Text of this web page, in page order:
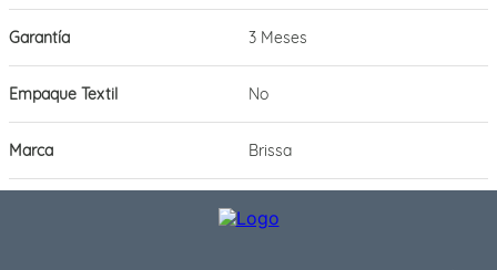
Garantía 3 Meses
Empaque Textil No
Marca Brissa